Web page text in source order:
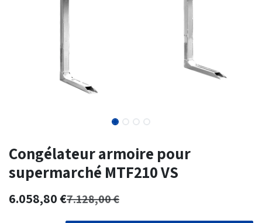
Congélateur armoire pour
supermarché MTF210 VS
6.058,80€7.128,00€